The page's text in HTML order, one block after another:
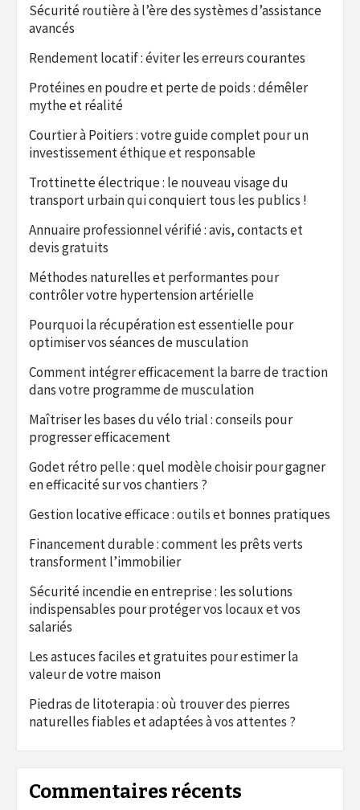
Sécurité routière à l’ère des systèmes d’assistance
avancés
Rendement locatif : éviter les erreurs courantes
Protéines en poudre et perte de poids : démêler
mythe et réalité
Courtier à Poitiers : votre guide complet pour un
investissement éthique et responsable
Trottinette électrique : le nouveau visage du
transport urbain qui conquiert tous les publics !
Annuaire professionnel vérifié : avis, contacts et
devis gratuits
Méthodes naturelles et performantes pour
contrôler votre hypertension artérielle
Pourquoi la récupération est essentielle pour
optimiser vos séances de musculation
Comment intégrer efficacement la barre de traction
dans votre programme de musculation
Maîtriser les bases du vélo trial : conseils pour
progresser efficacement
Godet rétro pelle : quel modèle choisir pour gagner
en efficacité sur vos chantiers ?
Gestion locative efficace : outils et bonnes pratiques
Financement durable : comment les prêts verts
transforment l’immobilier
Sécurité incendie en entreprise : les solutions
indispensables pour protéger vos locaux et vos
salariés
Les astuces faciles et gratuites pour estimer la
valeur de votre maison
Piedras de litoterapia : où trouver des pierres
naturelles fiables et adaptées à vos attentes ?
Commentaires récents